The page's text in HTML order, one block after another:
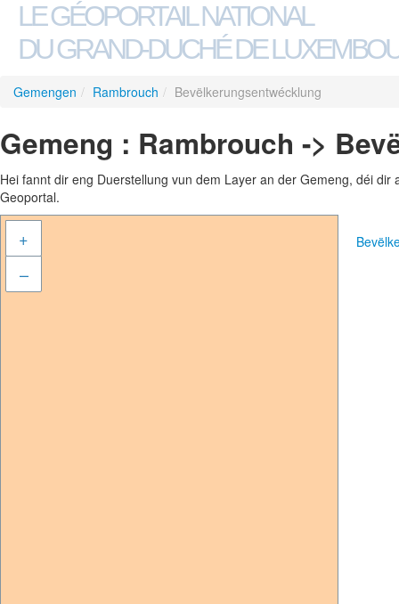
LE GÉOPORTAIL NATIONAL
DU GRAND-DUCHÉ DE
Gemengen / Rambrouch / Bevëlkerungsentwécklung
Gemeng : Rambrouch ->
Hei fannt dir eng Duerstellung vun dem Layer an der Gemeng, déi
Geoportal.
+
–